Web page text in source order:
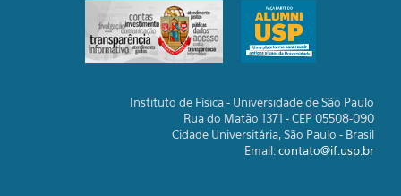
Instituto de Física - Universidade de São Paulo
Rua do Matão 1371 - CEP 05508-090
Cidade Universitária, São Paulo - Brasil
Email:contato@if.usp.br